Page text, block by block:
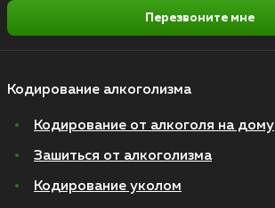
Кодирование алкоголизма
Кодирование от алкоголя на дому
Зашиться от алкоголизма
Кодирование уколом
Перезвоните мне